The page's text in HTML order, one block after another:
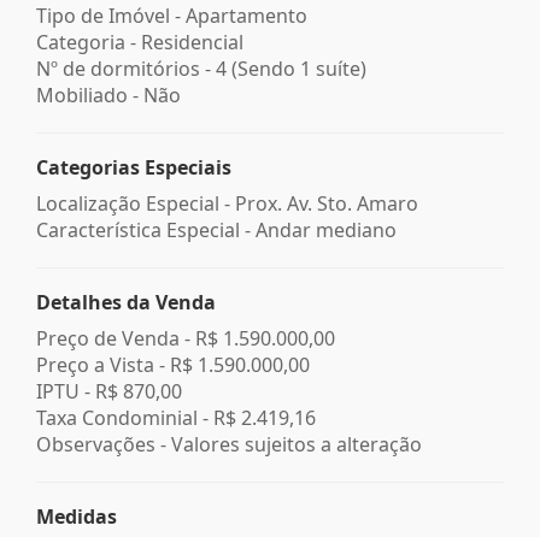
Tipo de Imóvel - Apartamento
Categoria - Residencial
Nº de dormitórios - 4 (Sendo 1 suíte)
Mobiliado - Não
Categorias Especiais
Localização Especial - Prox. Av. Sto. Amaro
Característica Especial - Andar mediano
Detalhes da Venda
Preço de Venda - R$ 1.590.000,00
Preço a Vista - R$ 1.590.000,00
IPTU - R$ 870,00
Taxa Condominial - R$ 2.419,16
Observações - Valores sujeitos a alteração
Medidas